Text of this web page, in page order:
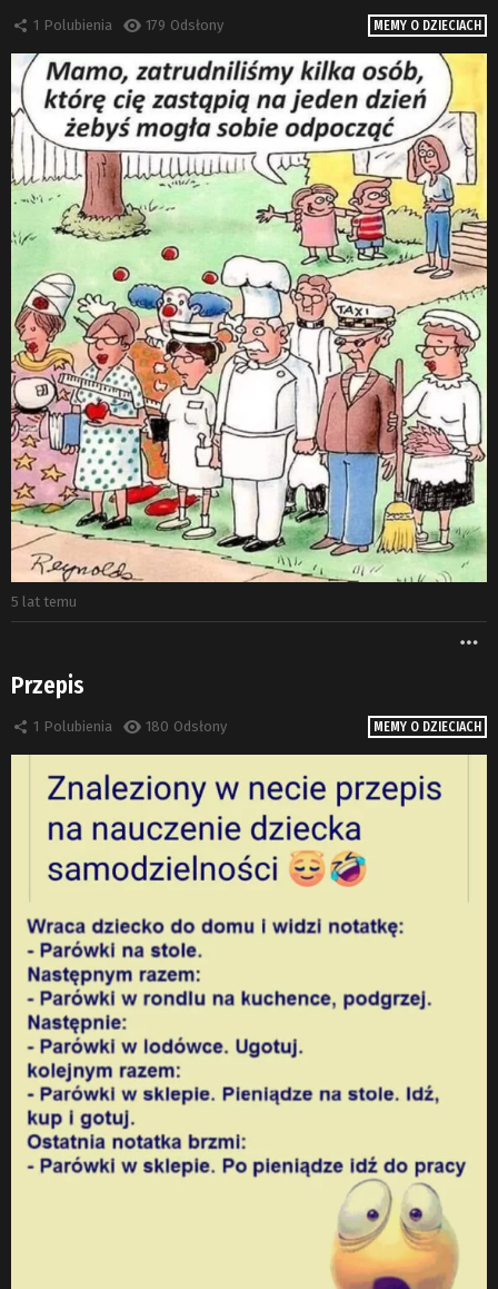
MEMY O DZIECIACH
1 Polubienia 179 Odsłony
5 lat temu
MEMY O DZIECIACH
Przepis
1 Polubienia 180 Odsłony